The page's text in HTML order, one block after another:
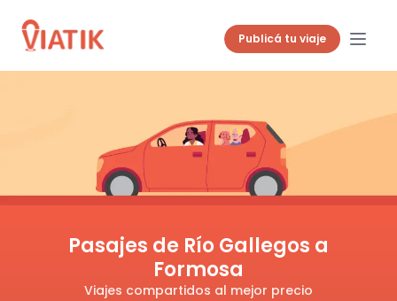
Publicá tu viaje
Pasajes de Río Gallegos a
Formosa
Viajes compartidos al mejor precio